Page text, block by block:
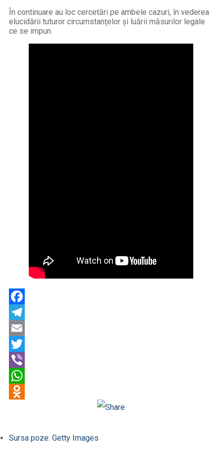
În continuare au loc cercetări pe ambele cazuri, în vederea
elucidării tuturor circumstanțelor și luării măsurilor legale
ce se impun.
Odnoklassniki
Sursa poze: Getty Images